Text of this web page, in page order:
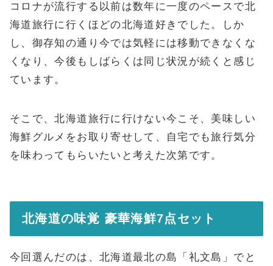
コロナが流行する以前は数年に一度のペースで北
海道旅行に行くほどの北海道好きでした。しか
し、御存知の通り今では気軽には移動できなくな
くなり、今後もしばらくは同じ状況が続くと感じ
ています。
そこで、北海道旅行に行けない今こそ、美味しい
海鮮グルメをお取り寄せして、自宅でも旅行気分
を味わってもらいたいと考えた次第です。
北海道の味覚 豪華海鮮7点セット
今回選んだのは、北海道最北の島「礼文島」でと